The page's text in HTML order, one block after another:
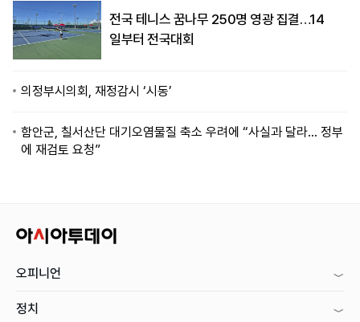
전국 테니스 꿈나무 250명 영광 집결…14
일부터 전국대회
의정부시의회, 재정감시 ‘시동’
함안군, 칠서산단 대기오염물질 축소 우려에 “사실과 달라… 정부
에 재검토 요청”
오피니언
정치